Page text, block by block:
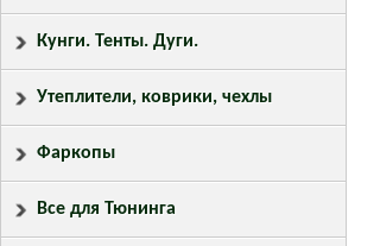
Кунги. Тенты. Дуги.
Утеплители, коврики, чехлы
Фаркопы
Все для Тюнинга